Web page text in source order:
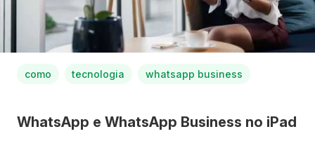
como tecnologia whatsapp business
WhatsApp e WhatsApp Business no iPad